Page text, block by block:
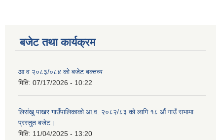
बजेट तथा कार्यक्रम
आ व २०८३/०८४ काे बजेट बक्तव्य
मिति: 07/17/2026 - 10:22
लिसंखु पाखर गाउँपालिकाको आ.व. २०८२/८३ को लागि १८ औं गाउँ सभामा
प्रस्तुत बजेट।
मिति: 11/04/2025 - 13:20